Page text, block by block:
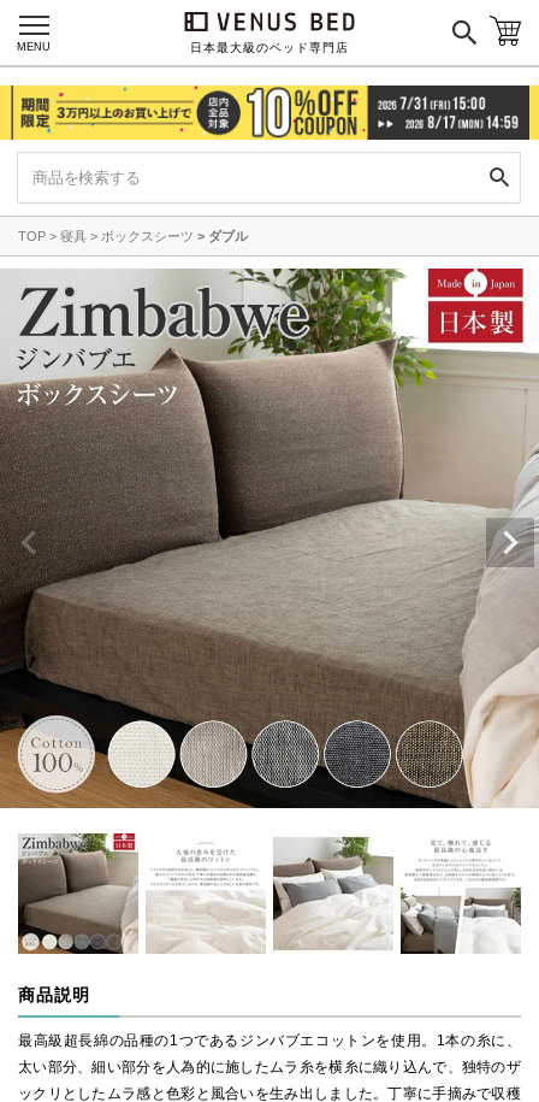
日本最大級のベッド専門店
MENU
TOP 寝具 ボックスシーツ ダブル
商品説明
最高級超長綿の品種の1つであるジンバブエコットンを使用。1本の糸に、
太い部分、細い部分を人為的に施したムラ糸を横糸に織り込んで、独特のザ
ックリとしたムラ感と色彩と風合いを生み出しました。丁寧に手摘みで収穫